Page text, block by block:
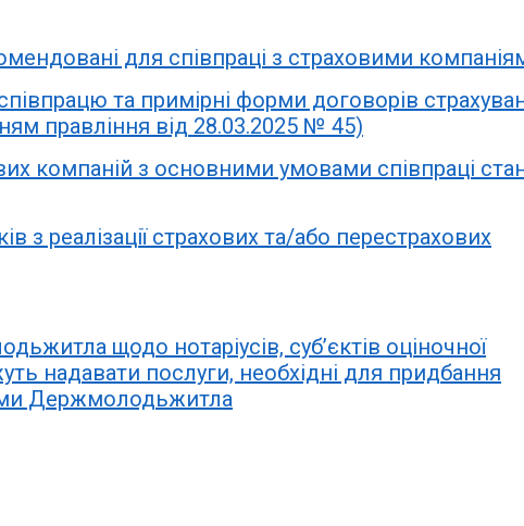
для співпраці з страховими
та примірні форми договорів
правління від 28.03.2025 № 45)
компаній з основними умовами співпраці
з реалізації страхових та/або перестрахових
щодо нотаріусів, суб’єктів оціночної
надавати послуги, необхідні для придбання
Держмолодьжитла